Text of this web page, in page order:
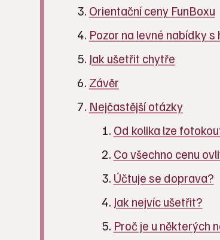
Orientační ceny FunBoxu
Pozor na levné nabídky s
Jak ušetřit chytře
Závěr
Nejčastější otázky
Od kolika lze
Co všechno cenu
Účtuje se doprava?
Jak nejvíc ušetřit?
Proč je u některých